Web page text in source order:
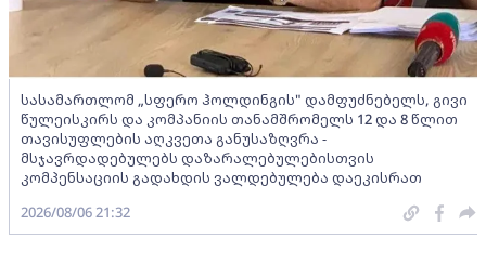
სასამართლომ „სფერო ჰოლდინგის" დამფუძნებელს, გივი
წულეისკირს და კომპანიის თანამშრომელს 12 და 8 წლით
თავისუფლების აღკვეთა განუსაზღვრა -
მსჯავრდადებულებს დაზარალებულებისთვის
კომპენსაციის გადახდის ვალდებულება დაეკისრათ
2026/08/06 21:32